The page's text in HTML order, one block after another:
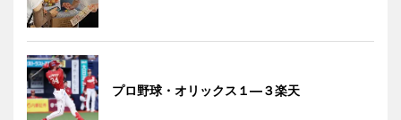
プロ野球・オリックス１―３楽天